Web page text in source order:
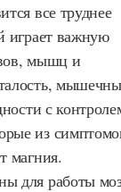
все труднее
играет важную
мышц и
с
из
магния.
для работы